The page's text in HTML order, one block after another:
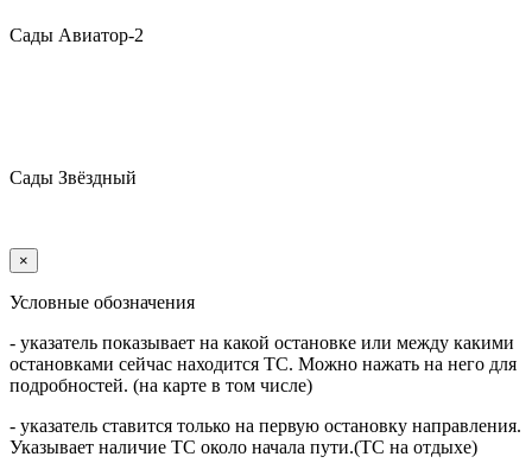
Сады Авиатор-2
Сады Звёздный
×
Условные обозначения
- указатель показывает на какой остановке или между какими
остановками сейчас находится ТС. Можно нажать на него для
подробностей. (на карте в том числе)
- указатель ставится только на первую остановку направления.
Указывает наличие ТС около начала пути.(ТС на отдыхе)